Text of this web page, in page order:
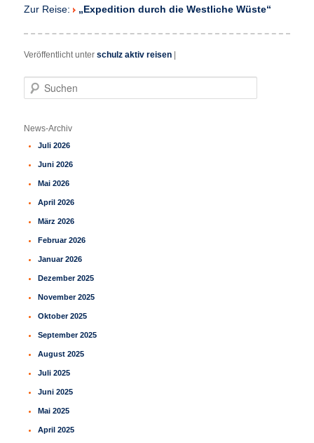
Zur Reise: „Expedition durch die Westliche Wüste“
Veröffentlicht unter schulz aktiv reisen
u
h
n
News-Archiv
Juli 2026
Juni 2026
Mai 2026
April 2026
März 2026
Februar 2026
Januar 2026
Dezember 2025
November 2025
Oktober 2025
September 2025
August 2025
Juli 2025
Juni 2025
Mai 2025
April 2025